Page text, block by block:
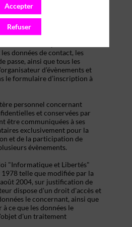
les informations relatives
et logistique d’un
données de contact, les
passe, ainsi que tous les
d’évènements et
le formulaire d’inscription à
personnel concernant
et conservées par
être communiquées à ses
exclusivement pour la
et de la participation de
évènements.
"Informatique et Libertés"
telle que modifiée par la
2004, sur justification de
dispose d'un droit d'accès et
le concernant, ainsi que
à ce que les données le
d'un traitement
Accepter
Refuser